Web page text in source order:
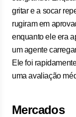
gritar e a socar
rugiram em
enquanto ele era
um agente
Ele foi
uma avaliação
Mercados